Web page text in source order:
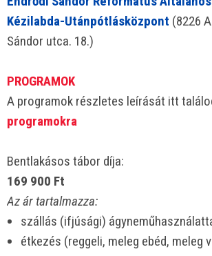
Kézilabda-Utánpótlásközpont (8226
Sándor utca. 18.)
PROGRAMOK
A programok részletes leírását itt
programokra
Bentlakásos tábor díja:
169 900 Ft
Az ár tartalmazza:
szállás (ifjúsági)
étkezés (reggeli, meleg ebéd, meleg